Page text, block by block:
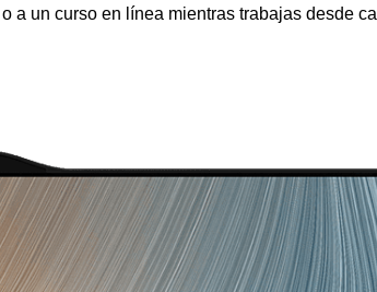
a un curso en línea mientras trabajas desde